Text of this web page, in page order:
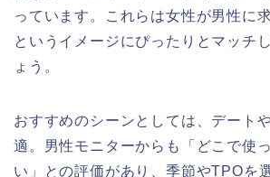
っています。これらは女性が男性に
というイメージにぴったりとマッチ
ょう。
おすすめのシーンとしては、デート
適。男性モニターからも「どこで使
い」との評価があり、季節やTPOを